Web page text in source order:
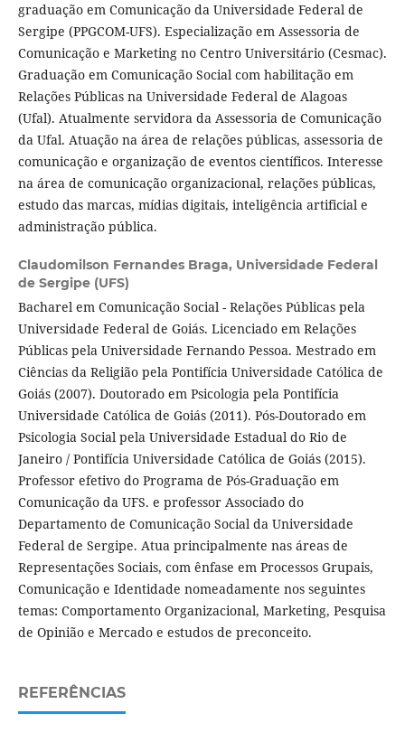
graduação em Comunicação da Universidade Federal de
Sergipe (PPGCOM-UFS). Especialização em Assessoria de
Comunicação e Marketing no Centro Universitário (Cesmac).
Graduação em Comunicação Social com habilitação em
Relações Públicas na Universidade Federal de Alagoas
(Ufal). Atualmente servidora da Assessoria de Comunicação
da Ufal. Atuação na área de relações públicas, assessoria de
comunicação e organização de eventos científicos. Interesse
na área de comunicação organizacional, relações públicas,
estudo das marcas, mídias digitais, inteligência artificial e
administração pública.
Claudomilson Fernandes Braga, Universidade Federal
de Sergipe (UFS)
Bacharel em Comunicação Social - Relações Públicas pela
Universidade Federal de Goiás. Licenciado em Relações
Públicas pela Universidade Fernando Pessoa. Mestrado em
Ciências da Religião pela Pontifícia Universidade Católica de
Goiás (2007). Doutorado em Psicologia pela Pontifícia
Universidade Católica de Goiás (2011). Pós-Doutorado em
Psicologia Social pela Universidade Estadual do Rio de
Janeiro / Pontifícia Universidade Católica de Goiás (2015).
Professor efetivo do Programa de Pós-Graduação em
Comunicação da UFS. e professor Associado do
Departamento de Comunicação Social da Universidade
Federal de Sergipe. Atua principalmente nas áreas de
Representações Sociais, com ênfase em Processos Grupais,
Comunicação e Identidade nomeadamente nos seguintes
temas: Comportamento Organizacional, Marketing, Pesquisa
de Opinião e Mercado e estudos de preconceito.
REFERÊNCIAS